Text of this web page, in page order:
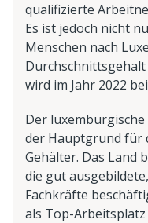
qualifizierte
Es ist jedoch nicht
Menschen nach
wird im Jahr 2022
Der
der Hauptgrund für
Gehälter. Das Land
die gut
Fachkräfte
als Top-